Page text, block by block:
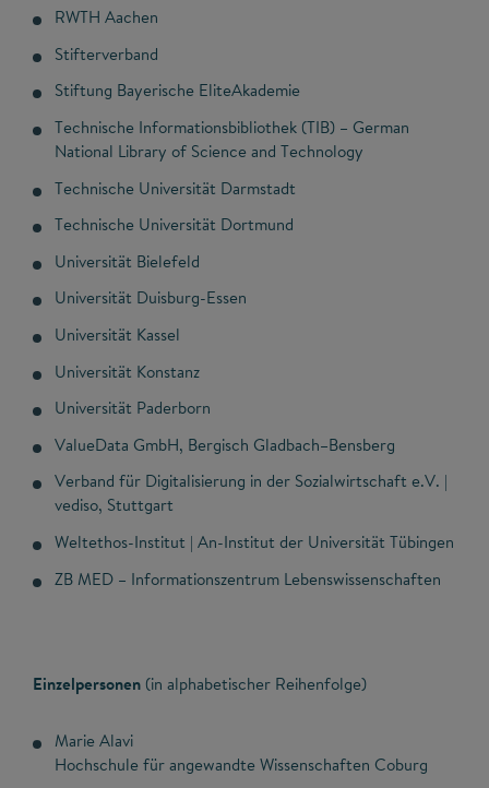
RWTH Aachen
Stifterverband
Stiftung Bayerische EliteAkademie
Technische Informationsbibliothek (TIB) – German
National Library of Science and Technology
Technische Universität Darmstadt
Technische Universität Dortmund
Universität Bielefeld
Universität Duisburg-Essen
Universität Kassel
Universität Konstanz
Universität Paderborn
ValueData GmbH, Bergisch Gladbach–Bensberg
Verband für Digitalisierung in der Sozialwirtschaft e.V. |
vediso, Stuttgart
Weltethos-Institut | An-Institut der Universität Tübingen
ZB MED – Informationszentrum Lebenswissenschaften
Einzelpersonen (in alphabetischer Reihenfolge)
Marie Alavi
Hochschule für angewandte Wissenschaften Coburg